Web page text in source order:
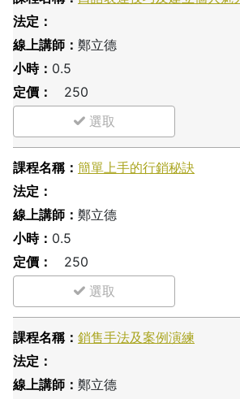
鄭立德
0.5
250
簡單上手的行銷秘訣
鄭立德
0.5
250
銷售手法及案例演練
鄭立德